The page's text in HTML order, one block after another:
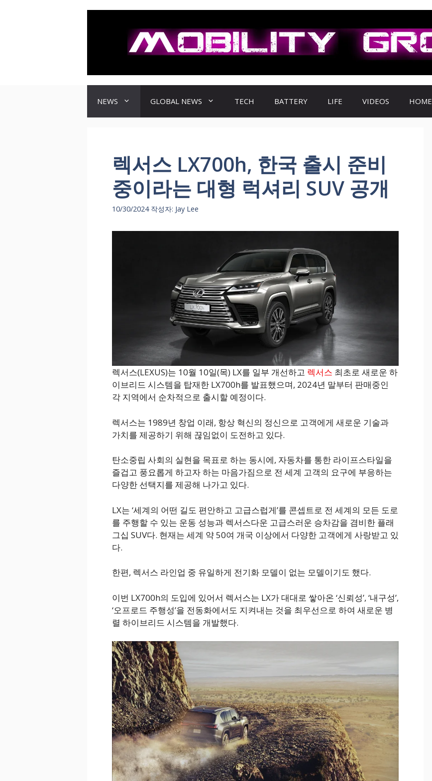
NEWS GLOBAL NEWS TECH BATTERY LIFE VIDEOS HOME
렉서스 LX700h, 한국 출시 준비
중이라는 대형 럭셔리 SUV 공개
10/30/2024 작성자: Jay Lee
렉서스(LEXUS)는 10월 10일(목) LX를 일부 개선하고 렉서스 최초로 새로운 하
이브리드 시스템을 탑재한 LX700h를 발표했으며, 2024년 말부터 판매중인
각 지역에서 순차적으로 출시할 예정이다.
렉서스는 1989년 창업 이래, 항상 혁신의 정신으로 고객에게 새로운 기술과
가치를 제공하기 위해 끊임없이 도전하고 있다.
탄소중립 사회의 실현을 목표로 하는 동시에, 자동차를 통한 라이프스타일을
즐겁고 풍요롭게 하고자 하는 마음가짐으로 전 세계 고객의 요구에 부응하는
다양한 선택지를 제공해 나가고 있다.
LX는 ‘세계의 어떤 길도 편안하고 고급스럽게’를 콘셉트로 전 세계의 모든 도로
를 주행할 수 있는 운동 성능과 렉서스다운 고급스러운 승차감을 겸비한 플래
그십 SUV다. 현재는 세계 약 50여 개국 이상에서 다양한 고객에게 사랑받고 있
다.
한편, 렉서스 라인업 중 유일하게 전기화 모델이 없는 모델이기도 했다.
이번 LX700h의 도입에 있어서 렉서스는 LX가 대대로 쌓아온 ‘신뢰성’, ‘내구성’,
‘오프로드 주행성’을 전동화에서도 지켜내는 것을 최우선으로 하여 새로운 병
렬 하이브리드 시스템을 개발했다.